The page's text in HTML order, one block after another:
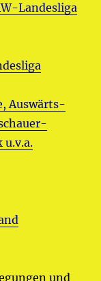
Landesliga
Auswärts-
und